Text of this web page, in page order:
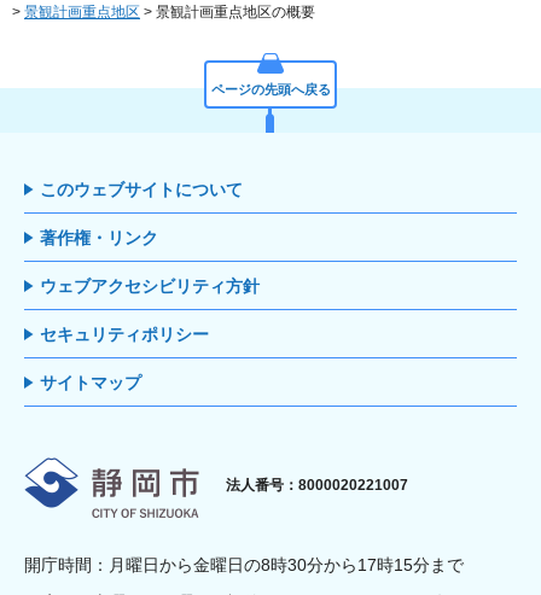
> 景観計画重点地区 > 景観計画重点地区の概要
ページの先頭へ戻る
このウェブサイトについて
著作権・リンク
ウェブアクセシビリティ方針
セキュリティポリシー
サイトマップ
静岡市
法人番号：8000020221007
開庁時間：月曜日から金曜日の8時30分から17時15分まで